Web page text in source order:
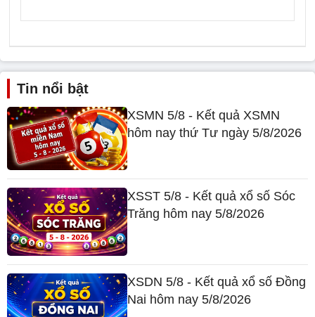
Tin nổi bật
XSMN 5/8 - Kết quả XSMN
hôm nay thứ Tư ngày 5/8/2026
XSST 5/8 - Kết quả xổ số Sóc
Trăng hôm nay 5/8/2026
XSDN 5/8 - Kết quả xổ số Đồng
Nai hôm nay 5/8/2026